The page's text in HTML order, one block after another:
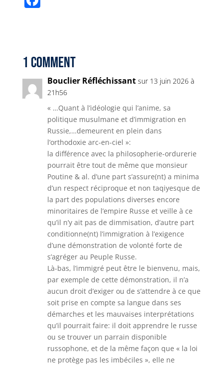
it
r
p k e m
b
o
o
k
1 Comment
Bouclier Réfléchissant sur 13 juin 2026 à
21h56
« …Quant à l’idéologie qui l’anime, sa
politique musulmane et d’immigration en
Russie,…demeurent en plein dans
l’orthodoxie arc-en-ciel »:
la différence avec la philosopherie-ordurerie
pourrait être tout de même que monsieur
Poutine & al. d’une part s’assure(nt) a minima
d’un respect réciproque et non taqiyesque de
la part des populations diverses encore
minoritaires de l’empire Russe et veille à ce
qu’il n’y ait pas de dimmisation, d’autre part
conditionne(nt) l’immigration à l’exigence
d’une démonstration de volonté forte de
s’agréger au Peuple Russe.
Là-bas, l’immigré peut être le bienvenu, mais,
par exemple de cette démonstration, il n’a
aucun droit d’exiger ou de s’attendre à ce que
soit prise en compte sa langue dans ses
démarches et les mauvaises interprétations
qu’il pourrait faire: il doit apprendre le russe
ou se trouver un parrain disponible
russophone, et de la même façon que « la loi
ne protège pas les imbéciles », elle ne